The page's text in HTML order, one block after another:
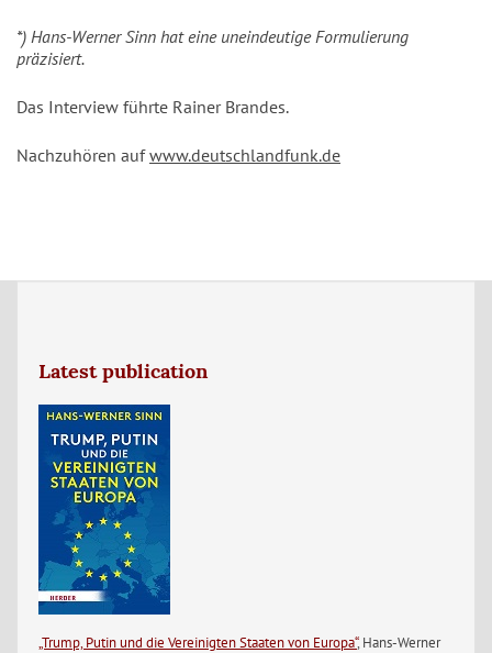
*) Hans-Werner Sinn hat eine uneindeutige Formulierung
präzisiert.
Das Interview führte Rainer Brandes.
Nachzuhören aufwww.deutschlandfunk.de
Latest publication
„Trump, Putin und die Vereinigten Staaten von Europa“, Hans-Werner